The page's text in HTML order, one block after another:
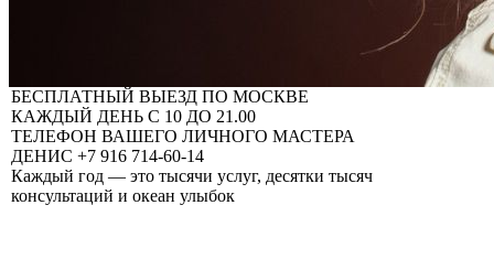
БЕСПЛАТНЫЙ ВЫЕЗД ПО МОСКВЕ
КАЖДЫЙ ДЕНЬ С 10 ДО 21.00
ТЕЛЕФОН ВАШЕГО ЛИЧНОГО МАСТЕРА
ДЕНИС +7 916 714-60-14
Каждый год — это тысячи услуг, десятки тысяч
консультаций и океан улыбок